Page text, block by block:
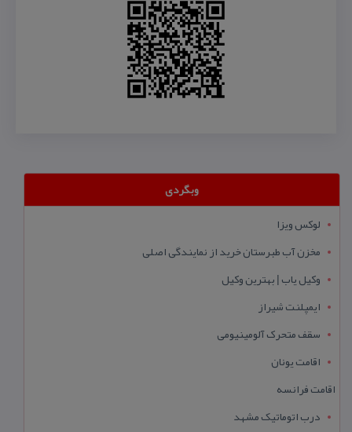
وبگردی
لوکس ویزا
مخزن آب طبرستان خرید از نمایندگی اصلی
وکیل یاب | بهترین وکیل
ایمپلنت شیراز
سقف متحرک آلومینیومی
اقامت یونان
اقامت فرانسه
درب اتوماتیک مشهد